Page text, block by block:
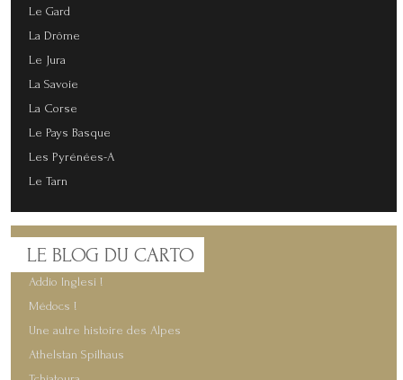
Le Gard
La Drôme
Le Jura
La Savoie
La Corse
Le Pays Basque
Les Pyrénées-A
Le Tarn
LE BLOG DU CARTO
Addio Inglesi !
Médocs !
Une autre histoire des Alpes
Athelstan Spilhaus